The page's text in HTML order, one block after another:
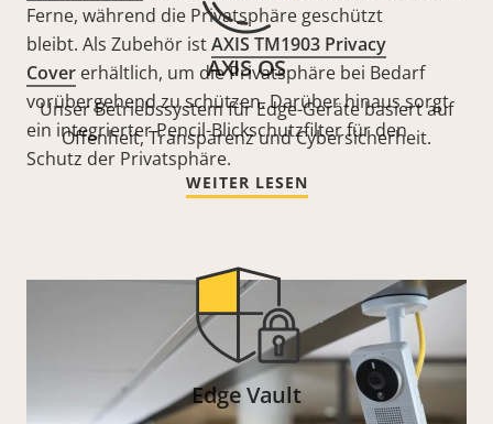
Ferne, während die Privatsphäre geschützt
bleibt. Als Zubehör istAXIS TM1903 Privacy
Cover erhältlich, um die Privatsphäre bei Bedarf
vorübergehend zu schützen. Darüber hinaus sorgt
ein integrierter Pencil-Blickschutzfilter für den
Schutz der Privatsphäre.
AXIS OS
Unser Betriebssystem für Edge-Geräte basiert auf
Offenheit, Transparenz und Cybersicherheit.
WEITER LESEN
Edge Vault